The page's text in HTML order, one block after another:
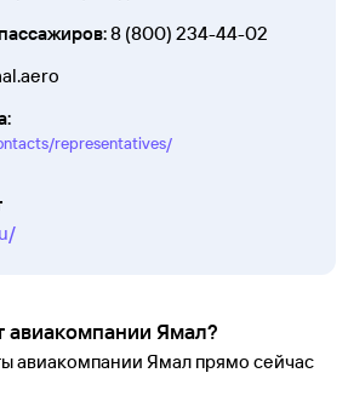
8 (800) 234-44-02
representatives/
авиакомпании Ямал?
авиакомпании Ямал прямо сейчас